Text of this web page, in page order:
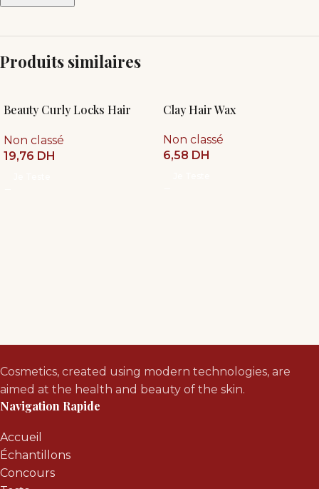
Produits similaires
Beauty Curly Locks Hair
Non classé
19,76 DH
Clay Hair Wax
Non classé
6,58 DH
Cosmetics, created using modern technologies, are
aimed at the health and beauty of the skin.
Navigation Rapide
Accueil
Échantillons
Concours